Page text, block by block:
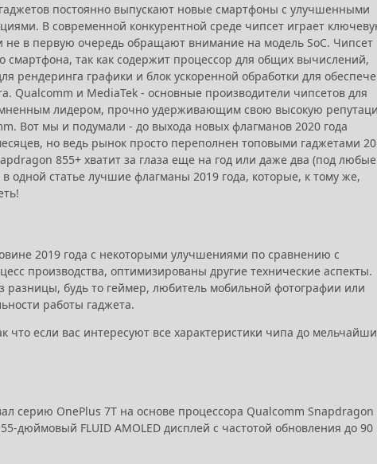
постоянно выпускают новые смартфоны с улучшенными
В современной конкурентной среде чипсет играет
не в первую очередь обращают внимание на модель SoC. Чипсет
смартфона, так как содержит процессор для общих вычислений,
рендеринга графики и блок ускоренной обработки для
Qualcomm и MediaTek - основные производители чипсетов для
лидером, прочно удерживающим свою высокую
Вот мы и подумали - до выхода новых флагманов 2020 года
но ведь рынок просто переполнен топовыми гаджетами
855+ хватит за глаза еще на год или даже два (под любые
одной статье лучшие флагманы 2019 года, которые, к тому же,
2019 года с некоторыми улучшениями по сравнению с
производства, оптимизированы другие технические аспекты.
будь то геймер, любитель мобильной фотографии или
работы гаджета.
что если вас интересуют все характеристики чипа до
серию OnePlus 7T на основе процессора Qualcomm Snapdragon
дюймовый FLUID AMOLED дисплей с частотой обновления до 90